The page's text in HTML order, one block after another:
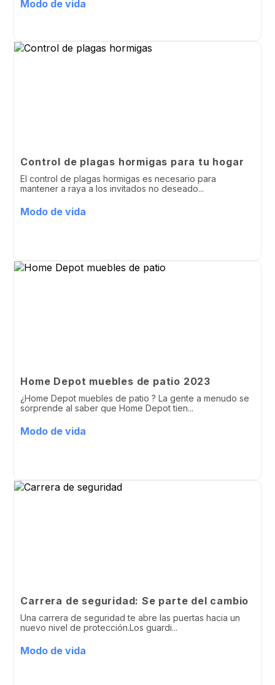
Modo de vida
Control de plagas hormigas para tu hogar
El control de plagas hormigas es necesario para
mantener a raya a los invitados no deseado...
Modo de vida
Home Depot muebles de patio 2023
¿Home Depot muebles de patio ? La gente a menudo se
sorprende al saber que Home Depot tien...
Modo de vida
Carrera de seguridad: Se parte del cambio
Una carrera de seguridad te abre las puertas hacia un
nuevo nivel de protección.Los guardi...
Modo de vida